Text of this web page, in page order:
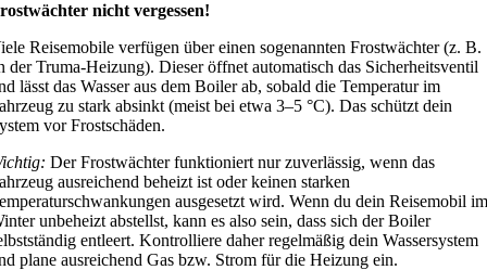
nicht vergessen!
Reisemobile verfügen über einen sogenannten Frostwächter (z. B.
der Truma-Heizung). Dieser öffnet automatisch das Sicherheitsventil
lässt das Wasser aus dem Boiler ab, sobald die Temperatur im
zu stark absinkt (meist bei etwa 3–5 °C). Das schützt dein
vor Frostschäden.
Der Frostwächter funktioniert nur zuverlässig, wenn das
ausreichend beheizt ist oder keinen starken
ausgesetzt wird. Wenn du dein Reisemobil
unbeheizt abstellst, kann es also sein, dass sich der Boiler
entleert. Kontrolliere daher regelmäßig dein Wassersystem
plane ausreichend Gas bzw. Strom für die Heizung ein.